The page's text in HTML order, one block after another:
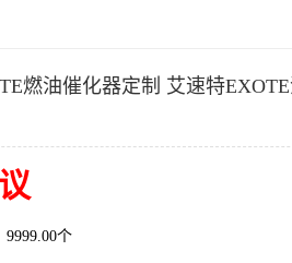
燃油催化器定制 艾速特
9999.00个